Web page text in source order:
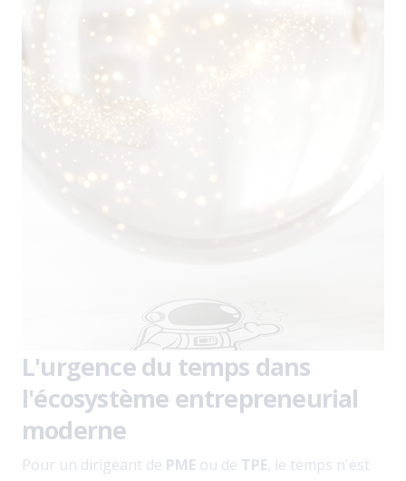
L'urgence du temps dans
l'écosystème entrepreneurial
moderne
Pour un dirigeant de PME ou de TPE, le temps n'est